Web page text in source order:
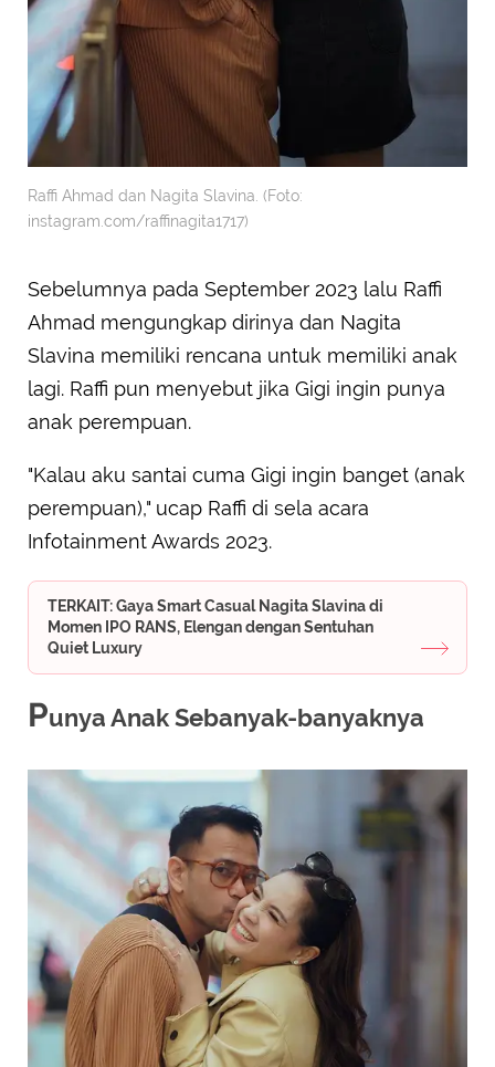
Raffi Ahmad dan Nagita Slavina. (Foto:
instagram.com/raffinagita1717)
Sebelumnya pada September 2023 lalu Raffi
Ahmad mengungkap dirinya dan Nagita
Slavina memiliki rencana untuk memiliki anak
lagi. Raffi pun menyebut jika Gigi ingin punya
anak perempuan.
"Kalau aku santai cuma Gigi ingin banget (anak
perempuan)," ucap Raffi di sela acara
Infotainment Awards 2023.
TERKAIT: Gaya Smart Casual Nagita Slavina di
Momen IPO RANS, Elengan dengan Sentuhan
Quiet Luxury
Punya Anak Sebanyak-banyaknya